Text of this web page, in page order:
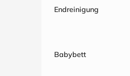
Endreinigung
Babybett